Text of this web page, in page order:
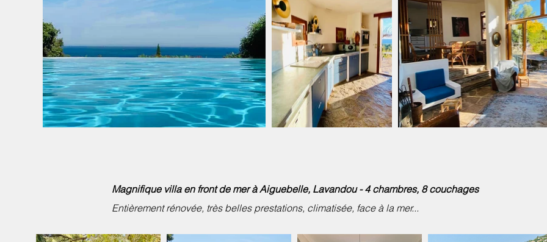
Magnifique villa en front de mer à Aiguebelle, Lavandou - 4 chambres, 8 couchages
Entièrement rénovée, très belles prestations, climatisée, face à la mer...